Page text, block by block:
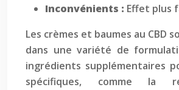
Inconvénients : Effet plus
Les crèmes et baumes au CBD
dans une variété de
ingrédients supplémentaires
spécifiques, comme la